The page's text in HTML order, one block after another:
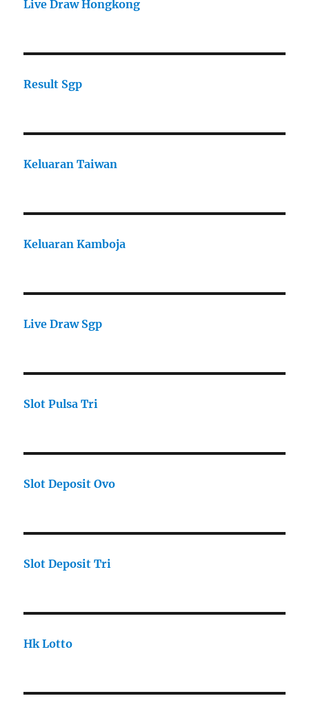
Live Draw Hongkong
Result Sgp
Keluaran Taiwan
Keluaran Kamboja
Live Draw Sgp
Slot Pulsa Tri
Slot Deposit Ovo
Slot Deposit Tri
Hk Lotto